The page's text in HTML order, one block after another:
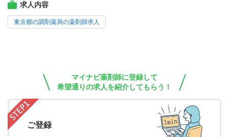
求人内容
東京都の調剤薬局の薬剤師求人
マイナビ薬剤師に登録して
希望通りの求人を紹介してもらう！
ご登録